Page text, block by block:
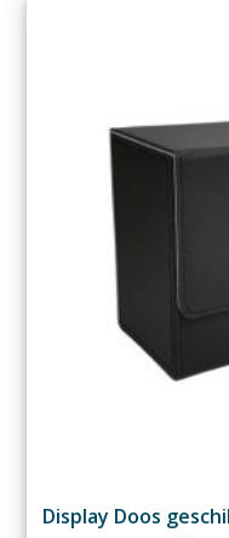
Display Doos